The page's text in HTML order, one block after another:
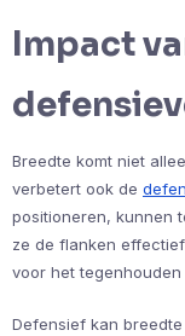
Impact
Breedte komt niet
verbetert ook de
positioneren, kunnen
ze de flanken
voor het
Defensief kan